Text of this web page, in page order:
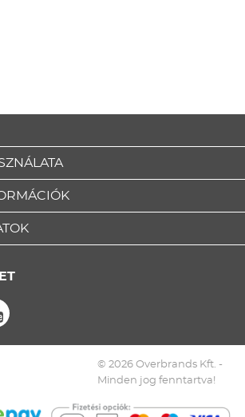
© 2026 Overbrands Kft. -
Minden jog fenntartva!